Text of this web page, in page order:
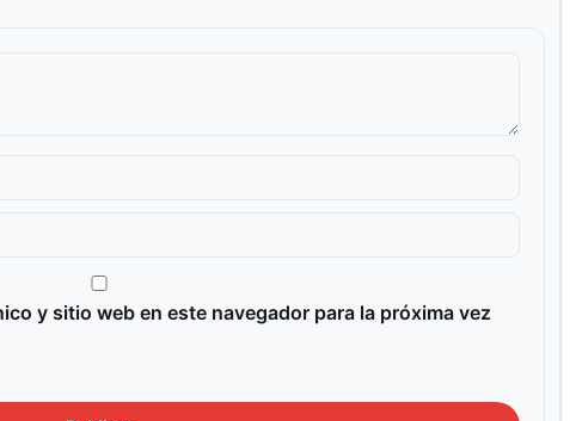
y sitio web en este navegador para la próxima vez